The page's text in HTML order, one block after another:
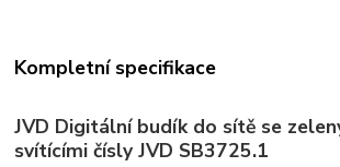
Kompletní specifikace
JVD Digitální budík do sítě se
svítícími čísly JVD SB3725.1